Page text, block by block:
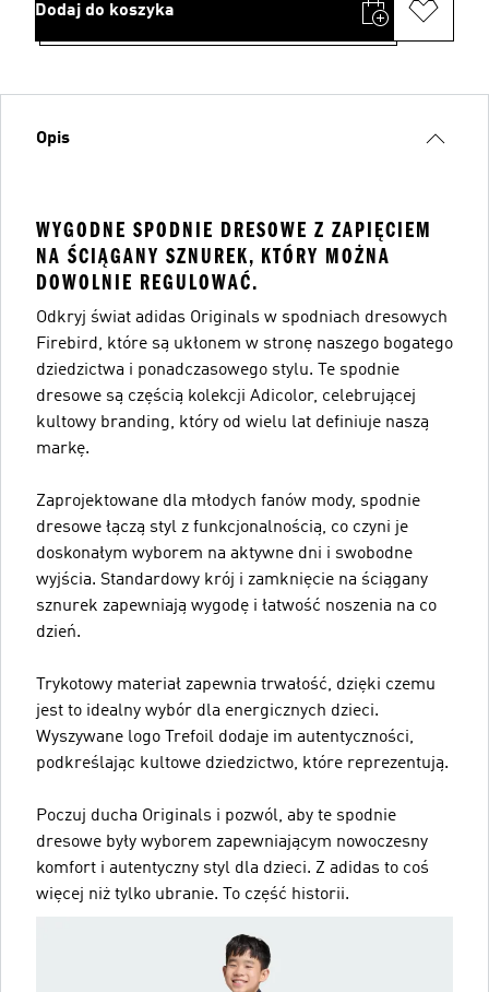
Dodaj do koszyka
Opis
WYGODNE SPODNIE DRESOWE Z ZAPIĘCIEM
NA ŚCIĄGANY SZNUREK, KTÓRY MOŻNA
DOWOLNIE REGULOWAĆ.
Odkryj świat adidas Originals w spodniach dresowych
Firebird, które są ukłonem w stronę naszego bogatego
dziedzictwa i ponadczasowego stylu. Te spodnie
dresowe są częścią kolekcji Adicolor, celebrującej
kultowy branding, który od wielu lat definiuje naszą
markę.
Zaprojektowane dla młodych fanów mody, spodnie
dresowe łączą styl z funkcjonalnością, co czyni je
doskonałym wyborem na aktywne dni i swobodne
wyjścia. Standardowy krój i zamknięcie na ściągany
sznurek zapewniają wygodę i łatwość noszenia na co
dzień.
Trykotowy materiał zapewnia trwałość, dzięki czemu
jest to idealny wybór dla energicznych dzieci.
Wyszywane logo Trefoil dodaje im autentyczności,
podkreślając kultowe dziedzictwo, które reprezentują.
Poczuj ducha Originals i pozwól, aby te spodnie
dresowe były wyborem zapewniającym nowoczesny
komfort i autentyczny styl dla dzieci. Z adidas to coś
więcej niż tylko ubranie. To część historii.